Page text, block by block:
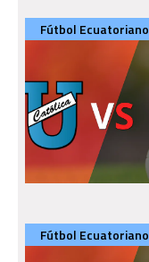
Fútbol Ecuatoriano
Fútbol Ecuatoriano